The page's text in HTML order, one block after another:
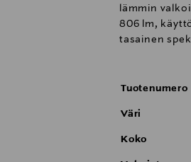
lämmin
806 lm,
tasainen
Tuotenumero
Väri
Koko